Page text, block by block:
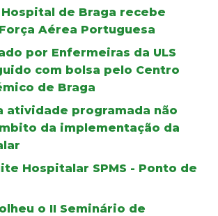
de Braga recebe
Aérea Portuguesa
por Enfermeiras da ULS
com bolsa pelo Centro
de Braga
atividade programada não
da implementação da
Hospitalar SPMS - Ponto de
o II Seminário de